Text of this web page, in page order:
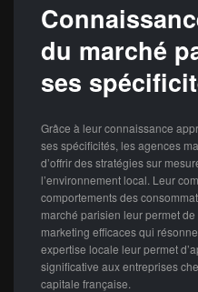
du marché
ses
Grâce à leur connaissance
ses spécificités, les agences
d’offrir des stratégies sur
l’environnement local. Leur
comportements des
marché parisien leur permet
marketing efficaces qui
expertise locale leur permet
significative aux entreprises
capitale française.